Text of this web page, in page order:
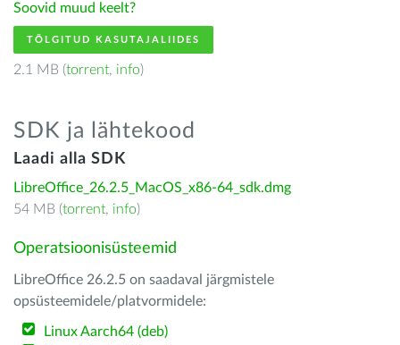
Soovid muud keelt?
TÕLGITUD KASUTAJALIIDES
2.1 MB (torrent, info)
SDK ja lähtekood
Laadi alla SDK
LibreOffice_26.2.5_MacOS_x86-64_sdk.dmg
54 MB (torrent, info)
Operatsioonisüsteemid
LibreOffice 26.2.5 on saadaval järgmistele
opsüsteemidele/platvormidele:
Linux Aarch64 (deb)